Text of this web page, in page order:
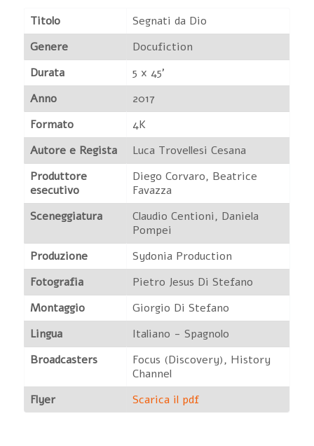
Titolo
Segnati da Dio
Genere
Docufiction
Durata
5 x 45'
Anno
2017
Formato
4K
Autore e Regista
Luca Trovellesi Cesana
Produttore
esecutivo
Diego Corvaro, Beatrice
Favazza
Sceneggiatura
Claudio Centioni, Daniela
Pompei
Produzione
Sydonia Production
Fotografia
Pietro Jesus Di Stefano
Montaggio
Giorgio Di Stefano
Lingua
Italiano - Spagnolo
Broadcasters
Focus (Discovery), History
Channel
Flyer
Scarica il pdf